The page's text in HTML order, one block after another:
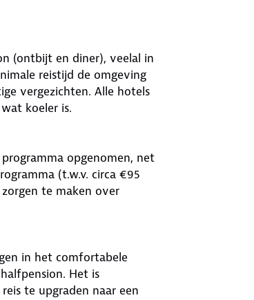
(ontbijt en diner), veelal in
reistijd de omgeving
vergezichten. Alle hotels
koeler is.
opgenomen, net
(t.w.v. circa €95
te maken over
in het comfortabele
Het is
te upgraden naar een